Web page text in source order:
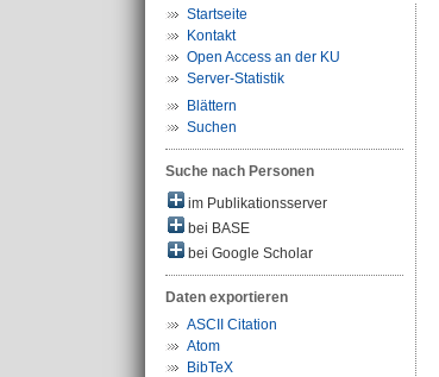
Startseite
Kontakt
Open Access an der KU
Server-Statistik
Blättern
Suchen
Suche nach Personen
im Publikationsserver
bei BASE
bei Google Scholar
Daten exportieren
ASCII Citation
Atom
BibTeX